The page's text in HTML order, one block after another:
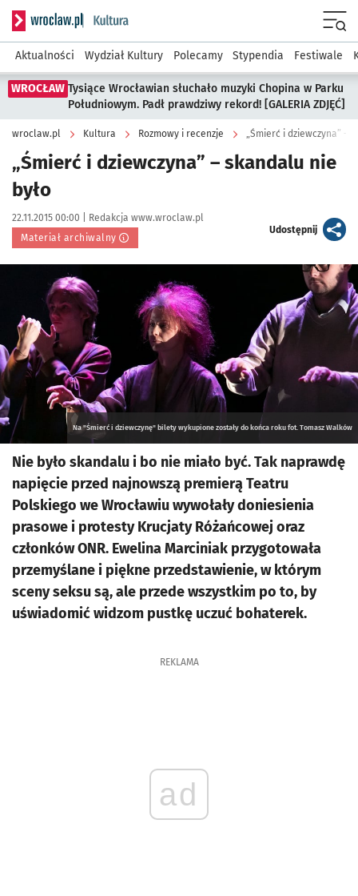
Serwis informacyjny wroclaw.pl podserwis: Kultura
Aktualności Wydział Kultury Polecamy Stypendia Festiwale
WROCŁAW Tysiące Wrocławian słuchało muzyki Chopina w Parku
Południowym. Padł prawdziwy rekord! [GALERIA ZDJĘĆ]
wroclaw.pl Kultura Rozmowy i recenzje „Śmierć i dziewczyna” –
„Śmierć i dziewczyna” – skandalu nie
było
Data publikacji:
22.11.2015 00:00 | Autor:
Redakcja www.wroclaw.pl
Materiał archiwalny
Udostępnijartykuł
Kliknij, aby powiększyć
Na "Śmierć i dziewczynę" bilety wykupione zostały do końca roku fot. Tomasz Walków
Nie było skandalu i bo nie miało być. Tak naprawdę
napięcie przed najnowszą premierą Teatru
Polskiego we Wrocławiu wywołały doniesienia
prasowe i protesty Krucjaty Różańcowej oraz
członków ONR. Ewelina Marciniak przygotowała
przemyślane i piękne przedstawienie, w którym
sceny seksu są, ale przede wszystkim po to, by
uświadomić widzom pustkę uczuć bohaterek.
REKLAMA
ad